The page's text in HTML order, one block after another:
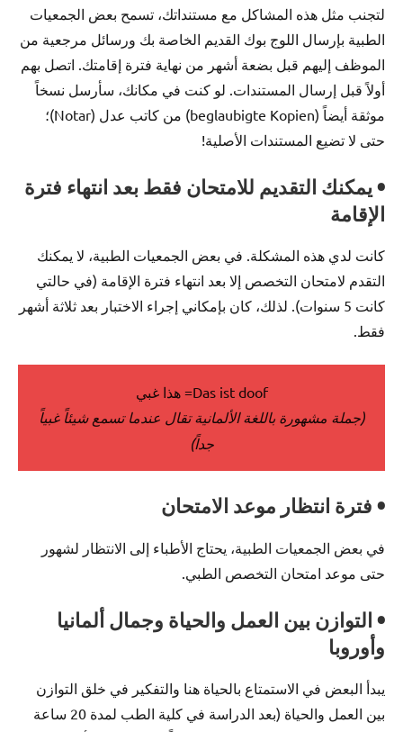
لتجنب مثل هذه المشاكل مع مستنداتك، تسمح بعض الجمعيات
الطبية بإرسال اللوج بوك القديم الخاصة بك ورسائل مرجعية من
الموظف إليهم قبل بضعة أشهر من نهاية فترة إقامتك. اتصل بهم
أولاً قبل إرسال المستندات. لو كنت في مكانك، سأرسل نسخاً
موثقة أيضاً (beglaubigte Kopien) من كاتب عدل (Notar)؛
حتى لا تضيع المستندات الأصلية!
• يمكنك التقديم للامتحان فقط بعد انتهاء فترة
الإقامة
كانت لدي هذه المشكلة. في بعض الجمعيات الطبية، لا يمكنك
التقدم لامتحان التخصص إلا بعد انتهاء فترة الإقامة (في حالتي
كانت 5 سنوات). لذلك، كان بإمكاني إجراء الاختبار بعد ثلاثة أشهر
فقط.
Das ist doof= هذا غبي
(جملة مشهورة باللغة الألمانية تقال عندما تسمع شيئاً غبياً
جداً)
• فترة انتظار موعد الامتحان
في بعض الجمعيات الطبية، يحتاج الأطباء إلى الانتظار لشهور
حتى موعد امتحان التخصص الطبي.
• التوازن بين العمل والحياة وجمال ألمانيا
وأوروبا
يبدأ البعض في الاستمتاع بالحياة هنا والتفكير في خلق التوازن
بين العمل والحياة (بعد الدراسة في كلية الطب لمدة 20 ساعة